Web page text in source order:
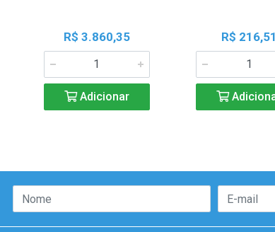
R$ 3.860,35
Adicionar
R$ 216,51